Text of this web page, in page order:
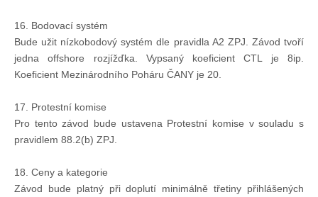
16. Bodovací systém
Bude užit nízkobodový systém dle pravidla A2 ZPJ. Závod tvoří
jedna offshore rozjížďka. Vypsaný koeficient CTL je 8ip.
Koeficient Mezinárodního Poháru ČANY je 20.
17. Protestní komise
Pro tento závod bude ustavena Protestní komise v souladu s
pravidlem 88.2(b) ZPJ.
18. Ceny a kategorie
Závod bude platný při doplutí minimálně třetiny přihlášených